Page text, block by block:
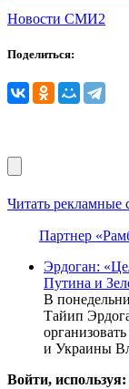
Новости СМИ2
Поделиться:
Читать рекламные
Партнер
Эрдоган:
Путина и
В
Тайип
и Украины
Войти, используя: